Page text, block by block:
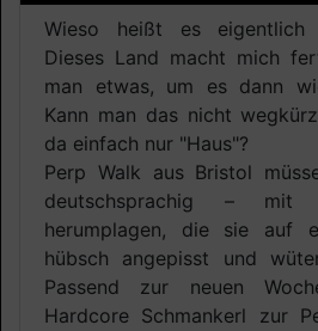
Wieso heißt es eigentlich
Dieses Land macht mich
man etwas, um es dann
Kann man das nicht
da einfach nur "Haus"?
Perp Walk aus Bristol
deutschsprachig – mit
herumplagen, die sie auf
hübsch angepisst und
Passend zur neuen
Hardcore Schmankerl zur